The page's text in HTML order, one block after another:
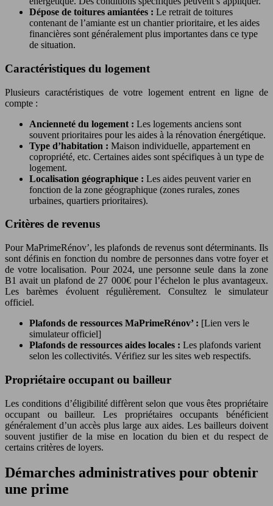
Dépose de toitures amiantées : Le retrait de toitures
contenant de l’amiante est un chantier prioritaire, et les aides
financières sont généralement plus importantes dans ce type
de situation.
Caractéristiques du logement
Plusieurs caractéristiques de votre logement entrent en ligne de
compte :
Ancienneté du logement : Les logements anciens sont
souvent prioritaires pour les aides à la rénovation énergétique.
Type d’habitation : Maison individuelle, appartement en
copropriété, etc. Certaines aides sont spécifiques à un type de
logement.
Localisation géographique : Les aides peuvent varier en
fonction de la zone géographique (zones rurales, zones
urbaines, quartiers prioritaires).
Critères de revenus
Pour MaPrimeRénov’, les plafonds de revenus sont déterminants. Ils
sont définis en fonction du nombre de personnes dans votre foyer et
de votre localisation. Pour 2024, une personne seule dans la zone
B1 avait un plafond de 27 000€ pour l’échelon le plus avantageux.
Les barèmes évoluent régulièrement. Consultez le simulateur
officiel.
Plafonds de ressources MaPrimeRénov’ : [Lien vers le
simulateur officiel]
Plafonds de ressources aides locales : Les plafonds varient
selon les collectivités. Vérifiez sur les sites web respectifs.
Propriétaire occupant ou bailleur
Les conditions d’éligibilité diffèrent selon que vous êtes propriétaire
occupant ou bailleur. Les propriétaires occupants bénéficient
généralement d’un accès plus large aux aides. Les bailleurs doivent
souvent justifier de la mise en location du bien et du respect de
certains critères de loyers.
Démarches administratives pour obtenir
une prime